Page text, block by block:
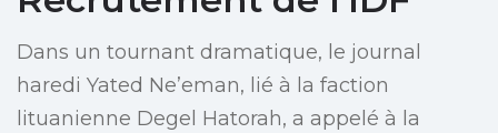
Dans un tournant dramatique, le journal
haredi Yated Ne’eman, lié à la faction
lituanienne Degel Hatorah, a appelé à la